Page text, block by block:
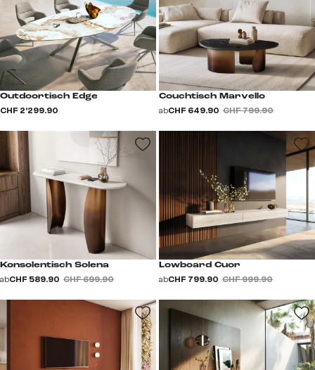
Outdoortisch Edge
CHF 2’299.90
Couchtisch Marvello
abCHF 649.90 CHF 799.90
Konsolentisch Solena
abCHF 589.90 CHF 699.90
Lowboard Cuor
abCHF 799.90 CHF 999.90